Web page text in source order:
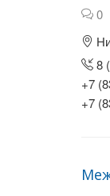
0
8
+7
+7